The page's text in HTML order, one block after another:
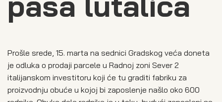
Prošle srede, 15. marta na sednici Gradskog veća doneta
je odluka o prodaji parcele u Radnoj zoni Sever 2
italijanskom investitoru koji će tu graditi fabriku za
proizvodnju obuće u kojoj bi zaposlenje našlo oko 600